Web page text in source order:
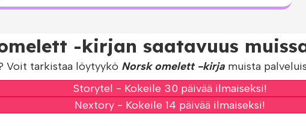
-kirjan saatavuus
Voit tarkistaa löytyykö Norsk omelett -kirja muista
Storytel - Kokeile 30 päivää ilmaiseksi!
Nextory - Kokeile 14 päivää ilmaiseksi!